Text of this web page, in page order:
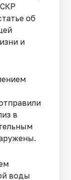
об
и
в
воды